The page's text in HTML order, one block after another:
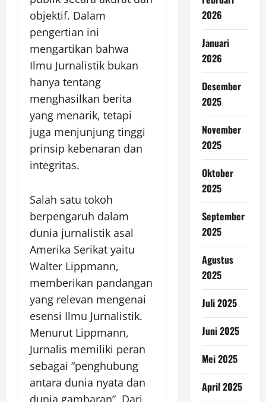
objektif. Dalam
pengertian ini
mengartikan bahwa
Ilmu Jurnalistik bukan
hanya tentang
menghasilkan berita
yang menarik, tetapi
juga menjunjung tinggi
prinsip kebenaran dan
integritas.
Salah satu tokoh
berpengaruh dalam
dunia jurnalistik asal
Amerika Serikat yaitu
Walter Lippmann,
memberikan pandangan
yang relevan mengenai
esensi Ilmu Jurnalistik.
Menurut Lippmann,
Jurnalis memiliki peran
sebagai “penghubung
antara dunia nyata dan
dunia gambaran”. Dari
2026
Januari
2026
Desember
2025
November
2025
Oktober
2025
September
2025
Agustus
2025
Juli 2025
Juni 2025
Mei 2025
April 2025